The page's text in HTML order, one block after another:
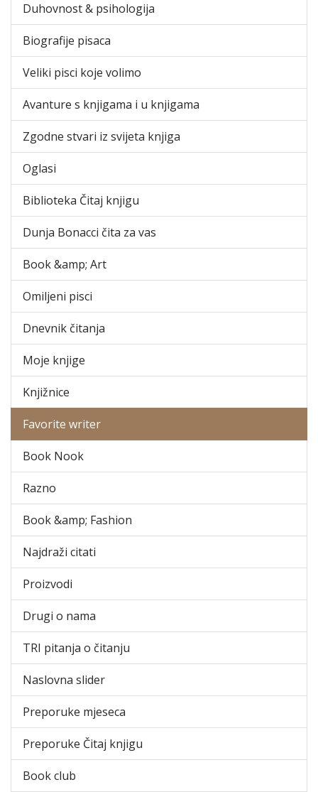
Duhovnost & psihologija
Biografije pisaca
Veliki pisci koje volimo
Avanture s knjigama i u knjigama
Zgodne stvari iz svijeta knjiga
Oglasi
Biblioteka Čitaj knjigu
Dunja Bonacci čita za vas
Book &amp; Art
Omiljeni pisci
Dnevnik čitanja
Moje knjige
Knjižnice
Favorite writer
Book Nook
Razno
Book &amp; Fashion
Najdraži citati
Proizvodi
Drugi o nama
TRI pitanja o čitanju
Naslovna slider
Preporuke mjeseca
Preporuke Čitaj knjigu
Book club